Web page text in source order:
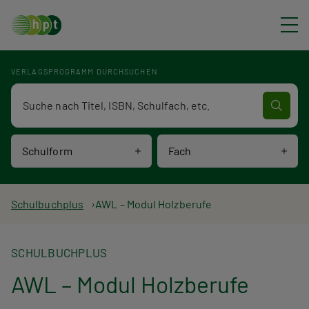
VERLAGSPROGRAMM DURCHSUCHEN
Schulform Fach
Verlagsprogramm Volltextsuche
P
a
d
Schulbuchplus AWL – Modul Holzberufe
SCHULBUCHPLUS
AWL – Modul Holzberufe